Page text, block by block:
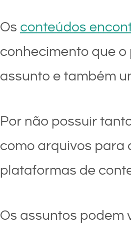
Os conteúdos
conhecimento que o
assunto e também
Por não possuir
como arquivos para
plataformas de
Os assuntos podem